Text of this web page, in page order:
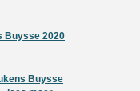
Buysse 2020
Buysse